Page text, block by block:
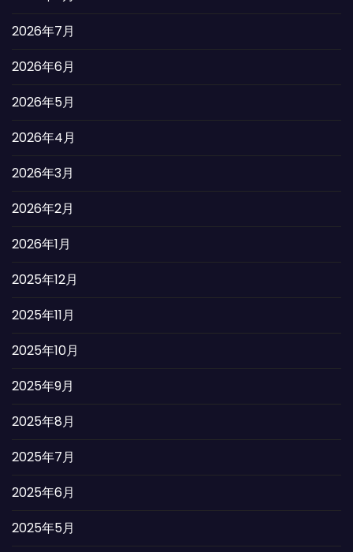
2026年7月
2026年6月
2026年5月
2026年4月
2026年3月
2026年2月
2026年1月
2025年12月
2025年11月
2025年10月
2025年9月
2025年8月
2025年7月
2025年6月
2025年5月